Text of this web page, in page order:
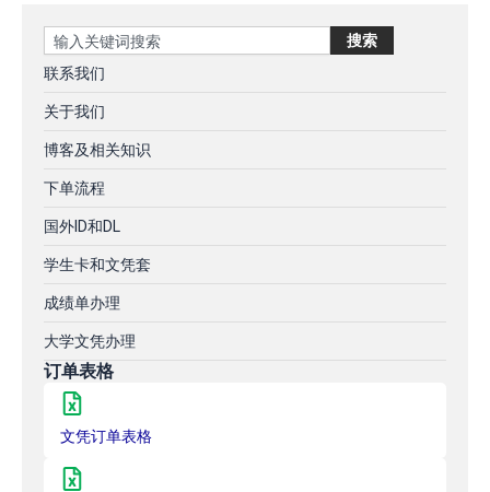
Search 搜索
联系我们
关于我们
博客及相关知识
下单流程
国外ID和DL
学生卡和文凭套
成绩单办理
大学文凭办理
订单表格
文凭订单表格